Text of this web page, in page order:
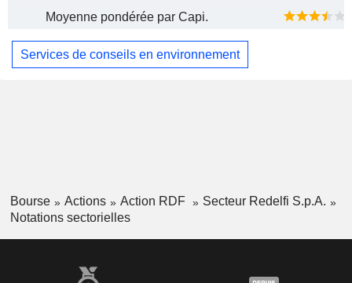
Moyenne pondérée par Capi.
Services de conseils en environnement
Bourse Actions Action RDF
Secteur Redelfi S.p.A.
Notations sectorielles